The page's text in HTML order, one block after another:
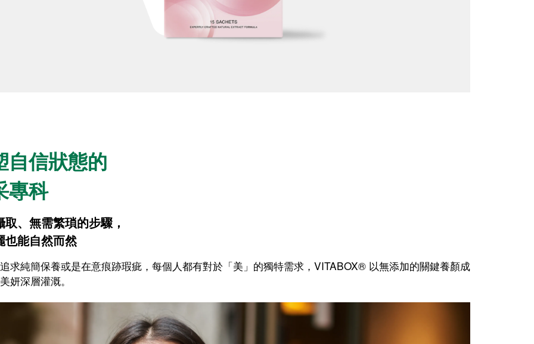
自信狀態的
專科
取、無需繁瑣的步驟，
也能自然而然
求純簡保養或是在意痕跡瑕疵，每個人都有對於「美」的獨特需求，VITABOX® 以無添加的關鍵養顏成
妍深層灌溉。